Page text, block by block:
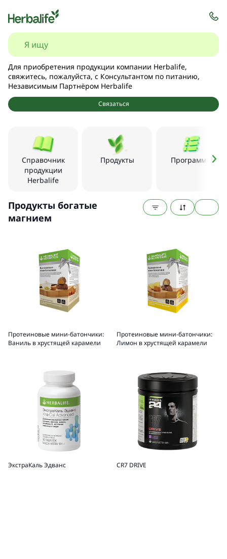
Для приобретения продукции компании Herbalife,
свяжитесь, пожалуйста, с Консультантом по питанию,
Независимым Партнёром Herbalife
Связаться
Справочник
продукции
Herbalife
Продукты Программы
Продукты богатые
магнием
Протеиновые мини-батончики:
Ваниль в хрустящей карамели
Протеиновые мини-батончики:
Лимон в хрустящей карамели
ЭкстраКаль Эдванс CR7 DRIVE